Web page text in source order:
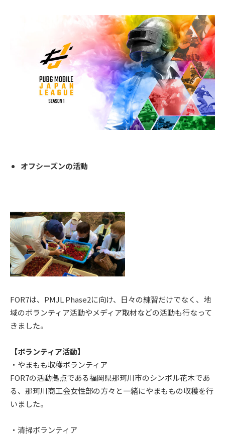
オフシーズンの活動
FOR7は、PMJL Phase2に向け、日々の練習だけでなく、地
域のボランティア活動やメディア取材などの活動も行なって
きました。
【ボランティア活動】
・やまもも収穫ボランティア
FOR7の活動拠点である福岡県那珂川市のシンボル花木であ
る、那珂川商工会女性部の方々と一緒にやまももの収穫を行
いました。
・清掃ボランティア